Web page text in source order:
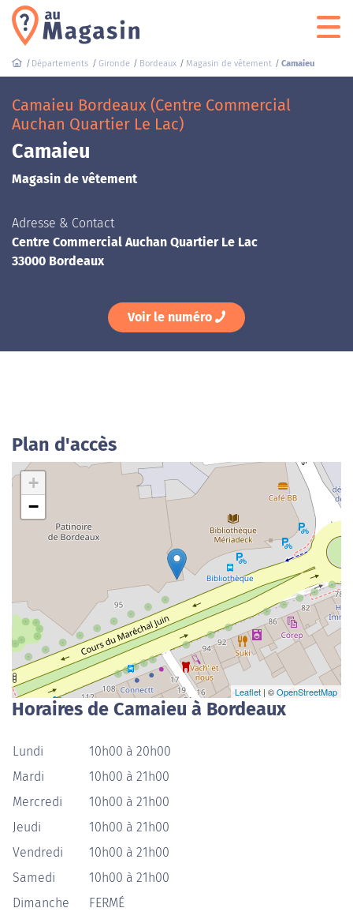
Départements Gironde Bordeaux Magasin de vêtement Camaieu
Camaieu Bordeaux (Centre Commercial
Auchan Quartier Le Lac)
Camaieu
Magasin de vêtement
Adresse & Contact
Centre Commercial Auchan Quartier Le Lac
33000 Bordeaux
Voir le numéro
Plan d'accès
+
−
Leaflet | ©OpenStreetMap
Horaires de Camaieu à Bordeaux
Lundi
10h00 à 20h00
Mardi
10h00 à 21h00
Mercredi
10h00 à 21h00
Jeudi
10h00 à 21h00
Vendredi
10h00 à 21h00
Samedi
10h00 à 21h00
Dimanche
FERMÉ